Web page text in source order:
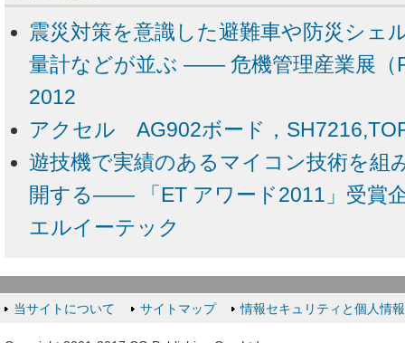
震災対策を意識した避難車や防災シェ
量計などが並ぶ ―― 危機管理産業展（
2012
アクセル AG902ボード，
遊技機で実績のあるマイコン技術を組
開する―― 「ET アワード2011」受賞
エルイーテック
当サイトについて サイトマップ 情報セキュリティと個人情